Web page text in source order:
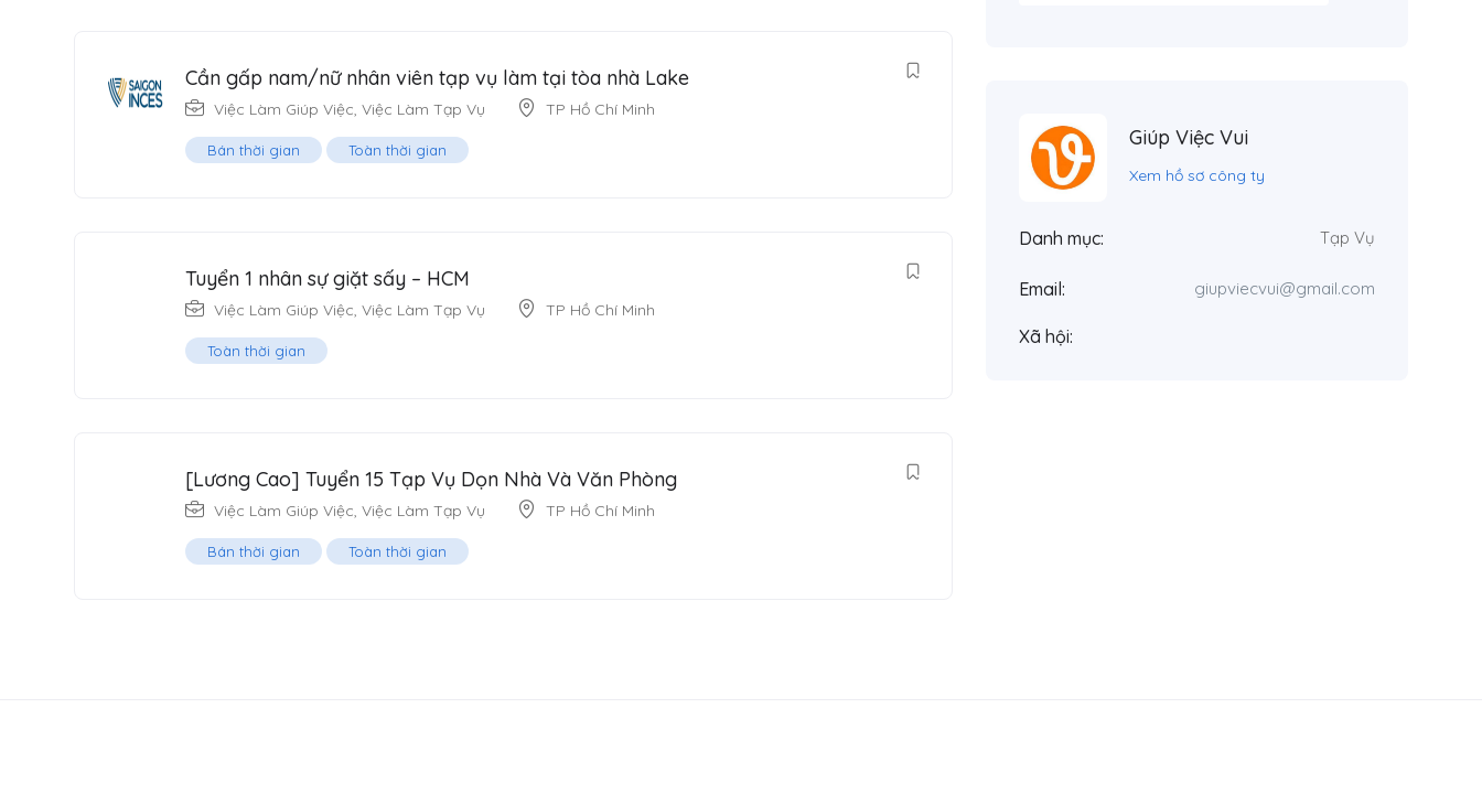
Cần gấp nam/nữ nhân viên tạp vụ làm tại tòa nhà Lake
Việc Làm Giúp Việc, Việc Làm Tạp Vụ TP Hồ Chí Minh
Bán thời gian Toàn thời gian
Tuyển 1 nhân sự giặt sấy – HCM
Việc Làm Giúp Việc, Việc Làm Tạp Vụ TP Hồ Chí Minh
Toàn thời gian
[Lương Cao] Tuyển 15 Tạp Vụ Dọn Nhà Và Văn Phòng
Việc Làm Giúp Việc, Việc Làm Tạp Vụ TP Hồ Chí Minh
Bán thời gian Toàn thời gian
Giúp Việc Vui
Xem hồ sơ công ty
Danh mục: Tạp Vụ
Email: giupviecvui@gmail.com
Xã hội: